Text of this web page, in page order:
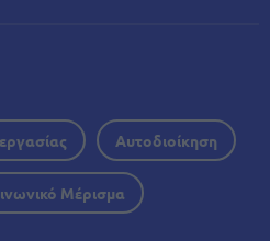
Αυτοδιοίκηση
Μέρισμα